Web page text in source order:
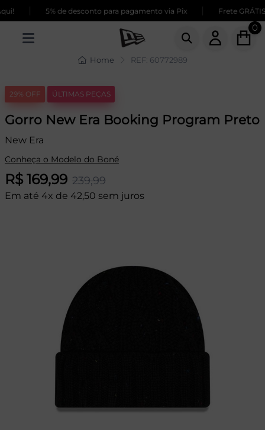
5% de desconto para pagamento via Pix Frete
0
Home REF: 60772989
29% OFF ÚLTIMAS PEÇAS
Gorro New Era Booking Program Preto
New Era
Conheça o Modelo do Boné
R$ 169,99 239,99
Em até 4x de 42,50 sem juros